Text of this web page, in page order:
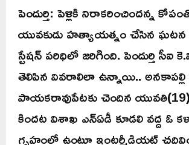
పెందుర్తి: పెళ్లికి నిరాకరించిందన్న
యువకుడు హత్యాయత్నం చేసిన ఘటన
స్టేషన్ పరిధిలో జరిగింది. పెందుర్తి సీఐ
తెలిపిన వివరాలిలా ఉన్నాయి.. అనకాపల్లి
పాయకరావుపేటకు చెందిన యువతి(19)
కిందట విశాఖ ఎన్ఏడీ కూడలి వద్ద ఓ
గృహంలో ఉంటూ ఇంటర్మీడియట్